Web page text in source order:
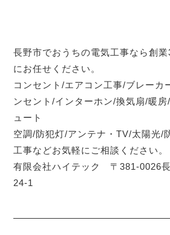
長野市でおうちの電気工事なら創
にお任せください。
コンセント/エアコン工事/ブレーカ
ンセント/インターホン/換気扇/暖
ュート
空調/防犯灯/アンテナ・TV/太陽光/
工事などお気軽にご相談ください。
有限会社ハイテック 〒381-0026
24-1